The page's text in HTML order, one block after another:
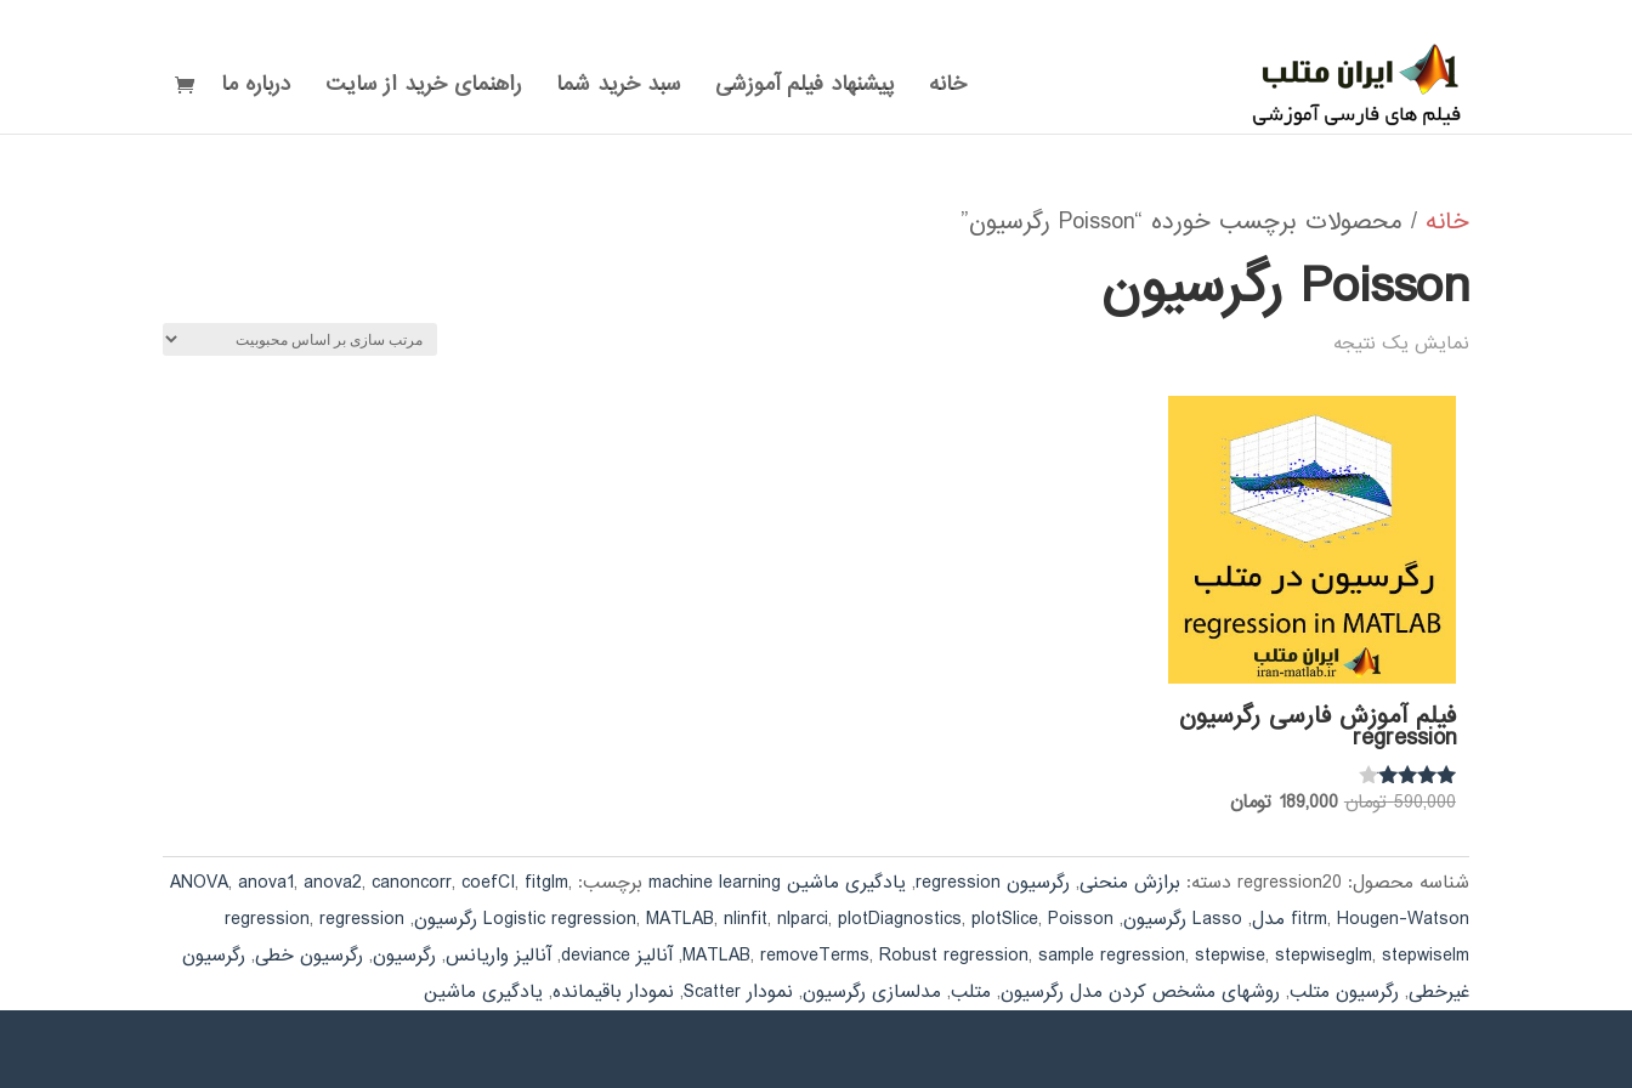
خانه پیشنهاد فیلم آموزشی سبد خرید شما راهنمای خرید از سایت درباره ما
خانه / محصولات برچسب خورده “Poisson رگرسیون”
Poisson رگرسیون
نمایش یک نتیجه
فیلم آموزش فارسی رگرسیون
regression
نمره
590,000 تومان قیمت
590,000 تومان
بود.
189,000 تومان
189,000 تومان.
شناسه محصول: regression20 دسته: برازش منحنی, رگرسیون regression , یادگیری ماشین machine learning برچسب: ANOVA, anova1, anova2, canoncorr, coefCI, fitglm,
fitrm, Hougen-Watson مدل , Lasso رگرسیون ,
Logistic regression, MATLAB, nlinfit, nlparci, plotDiagnostics, plotSlice, Poisson رگرسیون ,
regression, regression
MATLAB, removeTerms, Robust regression, sample regression, stepwise, stepwiseglm, stepwiselm
,آنالیز deviance ,آنالیز واریانس, رگرسیون, رگرسیون خطی, رگرسیون
غیرخطی, رگرسیون متلب, روشهای مشخص کردن مدل رگرسیون, متلب, مدلسازی رگرسیون, نمودار Scatter , نمودار باقیمانده, یادگیری ماشین